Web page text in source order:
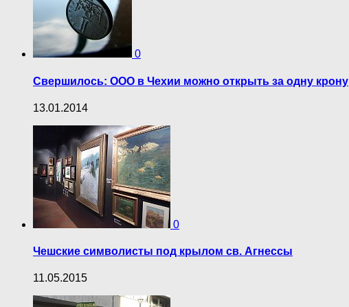
0
Свершилось: ООО в Чехии можно открыть за одну крону
13.01.2014
0
Чешские символисты под крылом св. Агнессы
11.05.2015